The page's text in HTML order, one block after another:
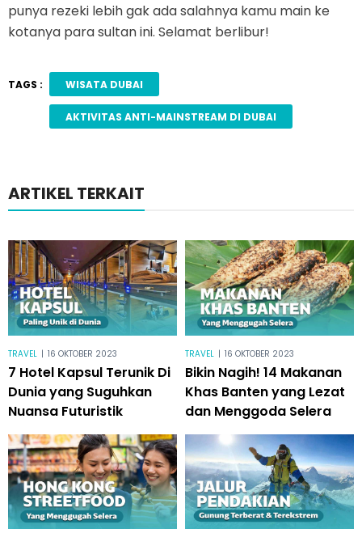
punya rezeki lebih gak ada salahnya kamu main ke
kotanya para sultan ini. Selamat berlibur!
TAGS : WISATA DUBAI
AKTIVITAS ANTI-MAINSTREAM DI DUBAI
ARTIKEL TERKAIT
TRAVEL | 16 OKTOBER 2023
7 Hotel Kapsul Terunik Di
Dunia yang Suguhkan
Nuansa Futuristik
TRAVEL | 16 OKTOBER 2023
Bikin Nagih! 14 Makanan
Khas Banten yang Lezat
dan Menggoda Selera